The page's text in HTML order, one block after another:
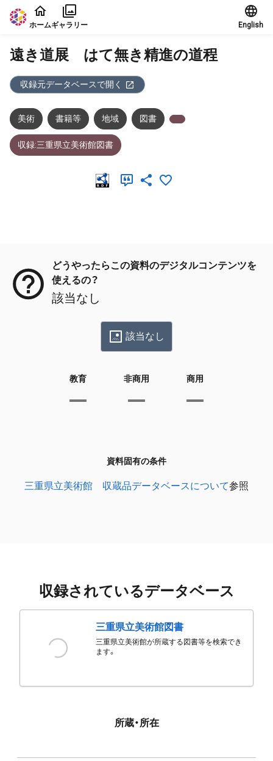
本文に飛ぶ
ホームギャラリー English
遠き道展 はて無き精進の道程
収録元データベースで開く
美術 書籍等 地域 図書
収録:三重県立美術館図書
どうやったらこの資料のデジタルコンテンツを
使えるの？
該当なし
該当なし
教育 非商用 商用
資料固有の条件
三重県立美術館 収蔵品データベースについて参照
収録されているデータベース
三重県立美術館図書
三重県立美術館が所蔵する図書等を検索でき
ます。
所蔵・所在